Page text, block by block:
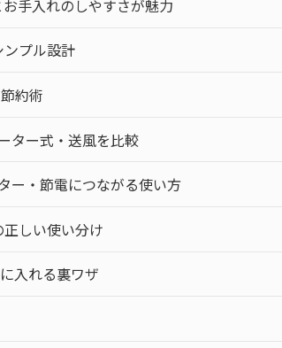
手入れのしやすさが魅力
ンプル設計
約術
ター式・送風を比較
ー・節電につながる使い方
しい使い分け
入れる裏ワザ